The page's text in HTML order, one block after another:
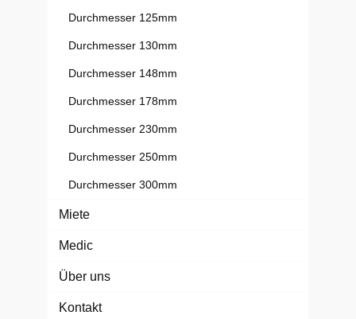
Durchmesser 125mm
Durchmesser 130mm
Durchmesser 148mm
Durchmesser 178mm
Durchmesser 230mm
Durchmesser 250mm
Durchmesser 300mm
Miete
Medic
Über uns
Kontakt